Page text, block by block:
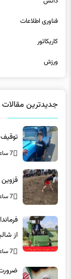
فناوری اطلاعات
کاریکاتور
ورزش
توقیف
7 ساعت پیش
7 ساعت پیش
از
7 ساعت پیش
مصرف